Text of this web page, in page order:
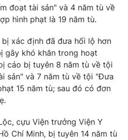
đoạt tài sản" và 4 năm tù về
hình phạt là 19 năm tù.
bị xác định đã đưa hối lộ hơn
gây khó khăn trong hoạt
cáo bị tuyên 8 năm tù về tội
sản" và 7 năm tù về tội "Đưa
15 năm tù; sau đó có đơn
cựu Viện trưởng Viện Y
Chí Minh, bị tuyên 14 năm tù